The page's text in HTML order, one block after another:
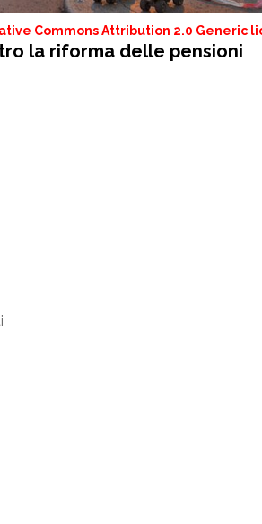
Commons Attribution 2.0 Generic
la riforma delle pensioni